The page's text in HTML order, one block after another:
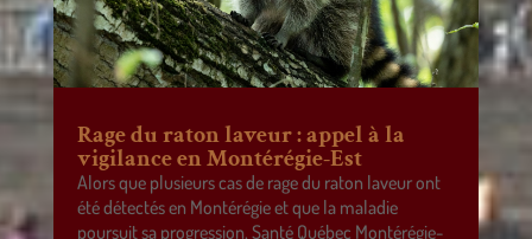
Rage du raton laveur : appel à la
vigilance en Montérégie-Est
Alors que plusieurs cas de rage du raton laveur ont
été détectés en Montérégie et que la maladie
poursuit sa progression, Santé Québec Montérégie-